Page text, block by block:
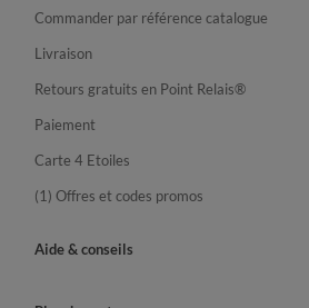
Commander par référence catalogue
Livraison
Retours gratuits en Point Relais®
Paiement
Carte 4 Etoiles
(1) Offres et codes promos
Aide & conseils